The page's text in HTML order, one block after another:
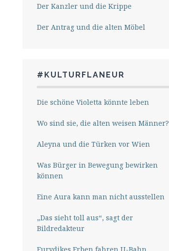
Der Kanzler und die Krippe
Der Antrag und die alten Möbel
#KULTURFLANEUR
Die schöne Violetta könnte leben
Wo sind sie, die alten weisen Männer?
Aleyna und die Türken vor Wien
Was Bürger in Bewegung bewirken
können
Eine Aura kann man nicht ausstellen
„Das sieht toll aus“, sagt der
Bildredakteur